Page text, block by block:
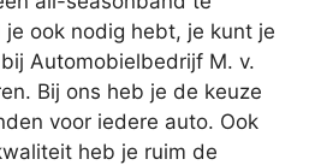
je ook nodig hebt, je kunt je
Automobielbedrijf M. v.
Bij ons heb je de keuze
voor iedere auto. Ook
heb je ruim de